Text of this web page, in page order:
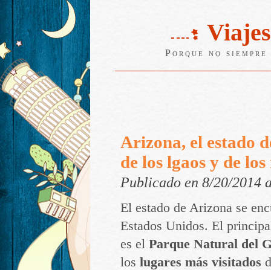
Porque no
Arizona, el estado
de los lgaos y de los
Publicado en 8/20/2014
El estado de Arizona se
Estados Unidos. El
es el Parque Natural del
los lugares más visitados